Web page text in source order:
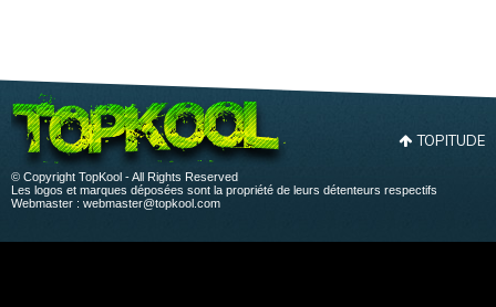
TOPITUDE
© Copyright TopKool - All Rights Reserved
Les logos et marques déposées sont la propriété de leurs détenteurs respectifs
Webmaster : webmaster@topkool.com